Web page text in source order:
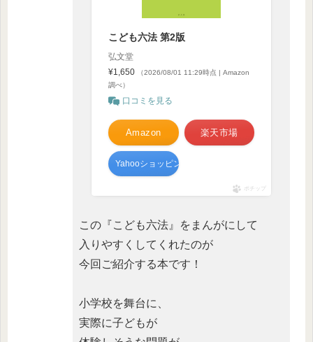
こども六法 第2版
弘文堂
¥1,650
（2026/08/01 11:29時点 | Amazon
調べ）
口コミを見る
Amazon 楽天市場
Yahooショッピング
ポチップ
この『こども六法』をまんがにして
入りやすくしてくれたのが
今回ご紹介する本です！
小学校を舞台に、
実際に子どもが